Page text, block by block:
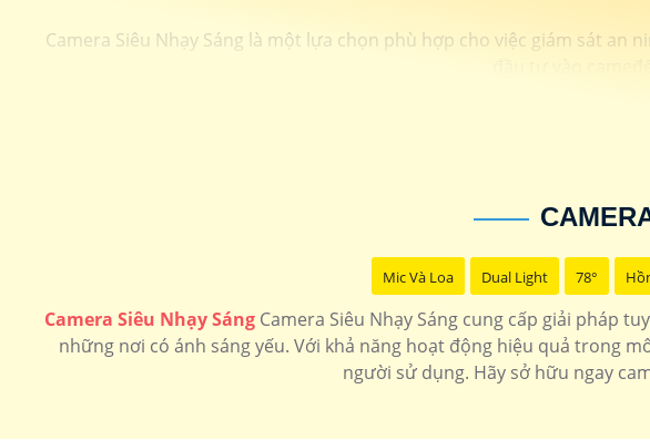
Camera Siêu Nhạy Sáng là một lựa chọn phù hợp cho việc giám sát
Mic Và Loa Dual Light 78°
Camera Siêu Nhạy SángCamera Siêu Nhạy Sáng cung cấp giải pháp
những nơi có ánh sáng yếu. Với khả năng hoạt động hiệu quả trong
người sử dụng. Hãy sở hữu ngay